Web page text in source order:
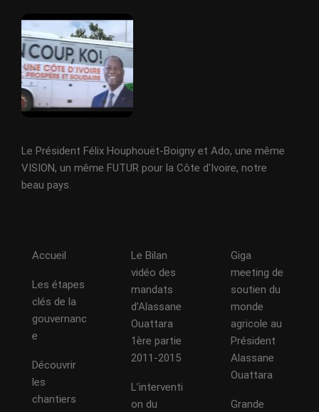
Le Président Félix Houphouët-Boigny et Ado, une même
VISION, un même FUTUR pour la Côte d'Ivoire, notre
beau pays.
Accueil
Les étapes
clés de la
gouvernanc
e
Découvrir
les
chantiers
Le Bilan
vidéo des
mandats
d’Alassane
Ouattara
1ère partie
2011-2015
L’interventi
on du
Giga
meeting de
soutien du
monde
agricole au
Président
Alassane
Ouattara
Grande